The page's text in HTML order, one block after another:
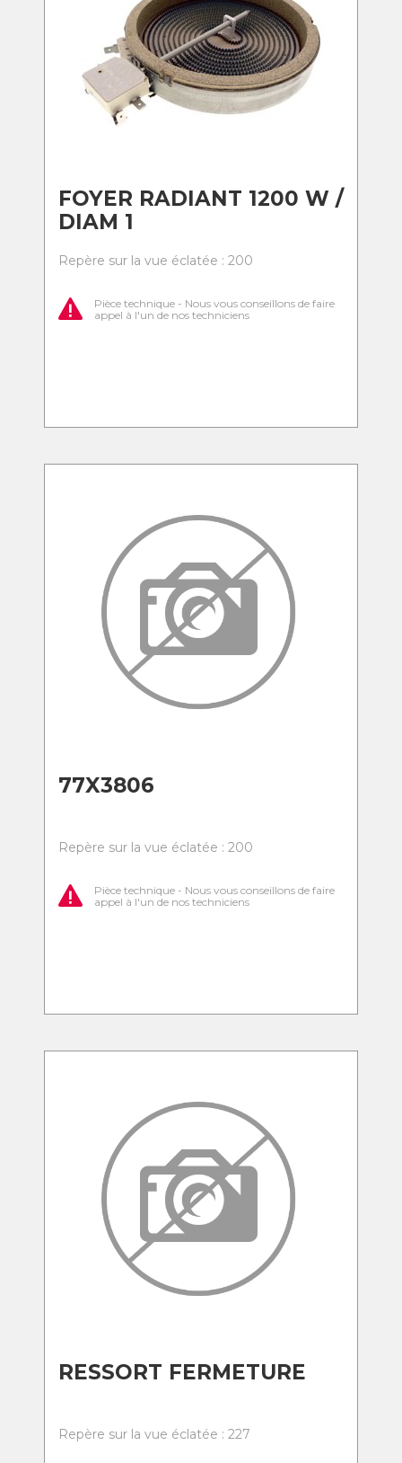
FOYER RADIANT 1200 W /
DIAM 1
Repère sur la vue éclatée : 200
Pièce technique - Nous vous conseillons de faire
appel à l'un de nos techniciens
77X3806
Repère sur la vue éclatée : 200
Pièce technique - Nous vous conseillons de faire
appel à l'un de nos techniciens
RESSORT FERMETURE
Repère sur la vue éclatée : 227